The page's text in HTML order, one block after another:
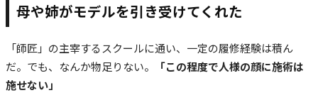
母や姉がモデルを引き受けてくれた
「師匠」の主宰するスクールに通い、一定の履修経験は積ん
だ。でも、なんか物足りない。
「この程度で人様の顔に施術は
施せない」